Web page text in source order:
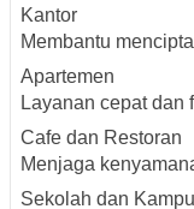
Kantor
Membantu
Apartemen
Layanan cepat dan
Cafe dan Restoran
Menjaga
Sekolah dan